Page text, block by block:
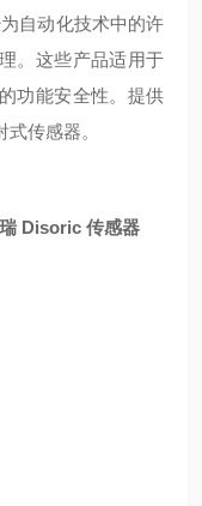
自动化技术中的许
。这些产品适用于
功能安全性。提供
传感器。
Disoric 传感器